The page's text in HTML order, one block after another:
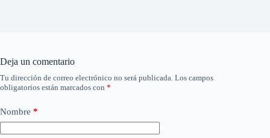
Deja un comentario
Tu dirección de correo electrónico no será publicada. Los campos
obligatorios están marcados con *
Nombre *